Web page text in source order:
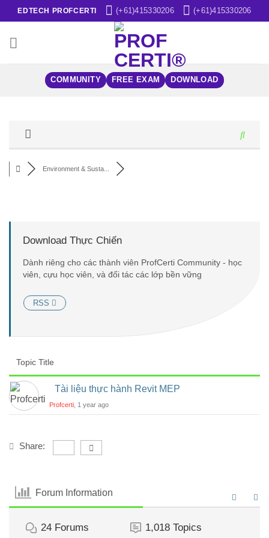
Skip
to
content
EDTECH PROFCERTI (+61)415330206 (+61)415330206
COMMUNITY FREE EXAM DOWNLOAD
Environment & Susta...
Download Thực Chiến
Dành riêng cho các thành viên ProfCerti Community - học
viên, cựu học viên, và đối tác các lớp bền vững
RSS
Topic Title
Tài liệu thực hành Revit MEP
Profcerti , 1 year ago
Share:
Forum Information
24 Forums 1,018 Topics